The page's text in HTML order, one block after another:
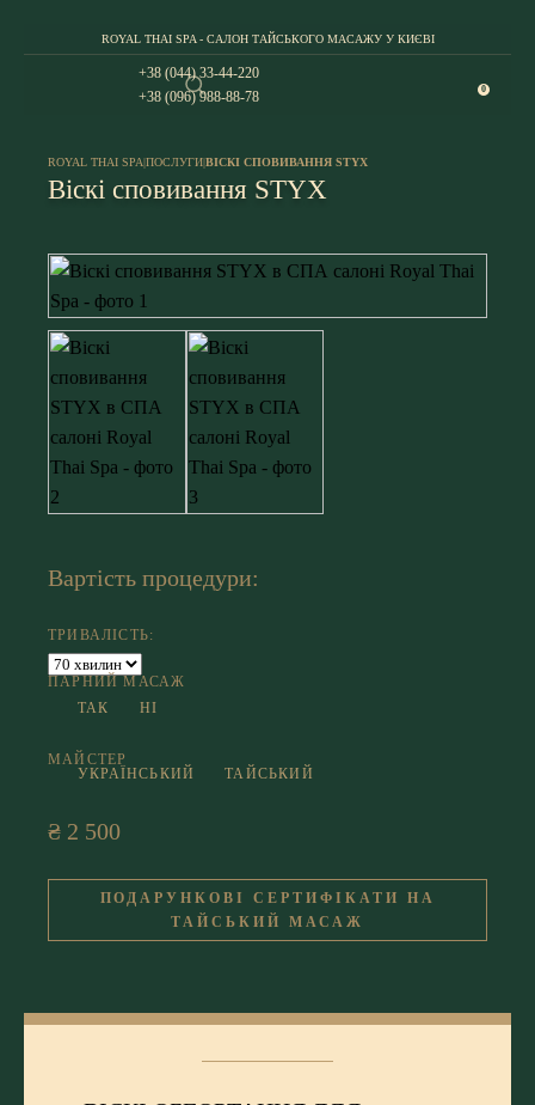
ROYAL THAI SPA - САЛОН ТАЙСЬКОГО МАСАЖУ У КИЄВІ
+38 (044) 33-44-220
+38 (096) 988-88-78
0
ROYAL THAI SPA|ПОСЛУГИ|ВІСКІ СПОВИВАННЯ STYX
Віскі сповивання STYX
Вартість процедури:
ТРИВАЛІСТЬ:
ПАРНИЙ МАСАЖ
ТАК
НІ
МАЙСТЕР
УКРАЇНСЬКИЙ
ТАЙСЬКИЙ
₴ 2 500
ПОДАРУНКОВІ СЕРТИФІКАТИ НА
ТАЙСЬКИЙ МАСАЖ